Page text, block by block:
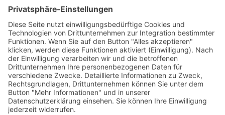
bestattungsbedarf.de
Verband
Mitglieder
Beiträge
Produkte
Fachgruppen
Presse